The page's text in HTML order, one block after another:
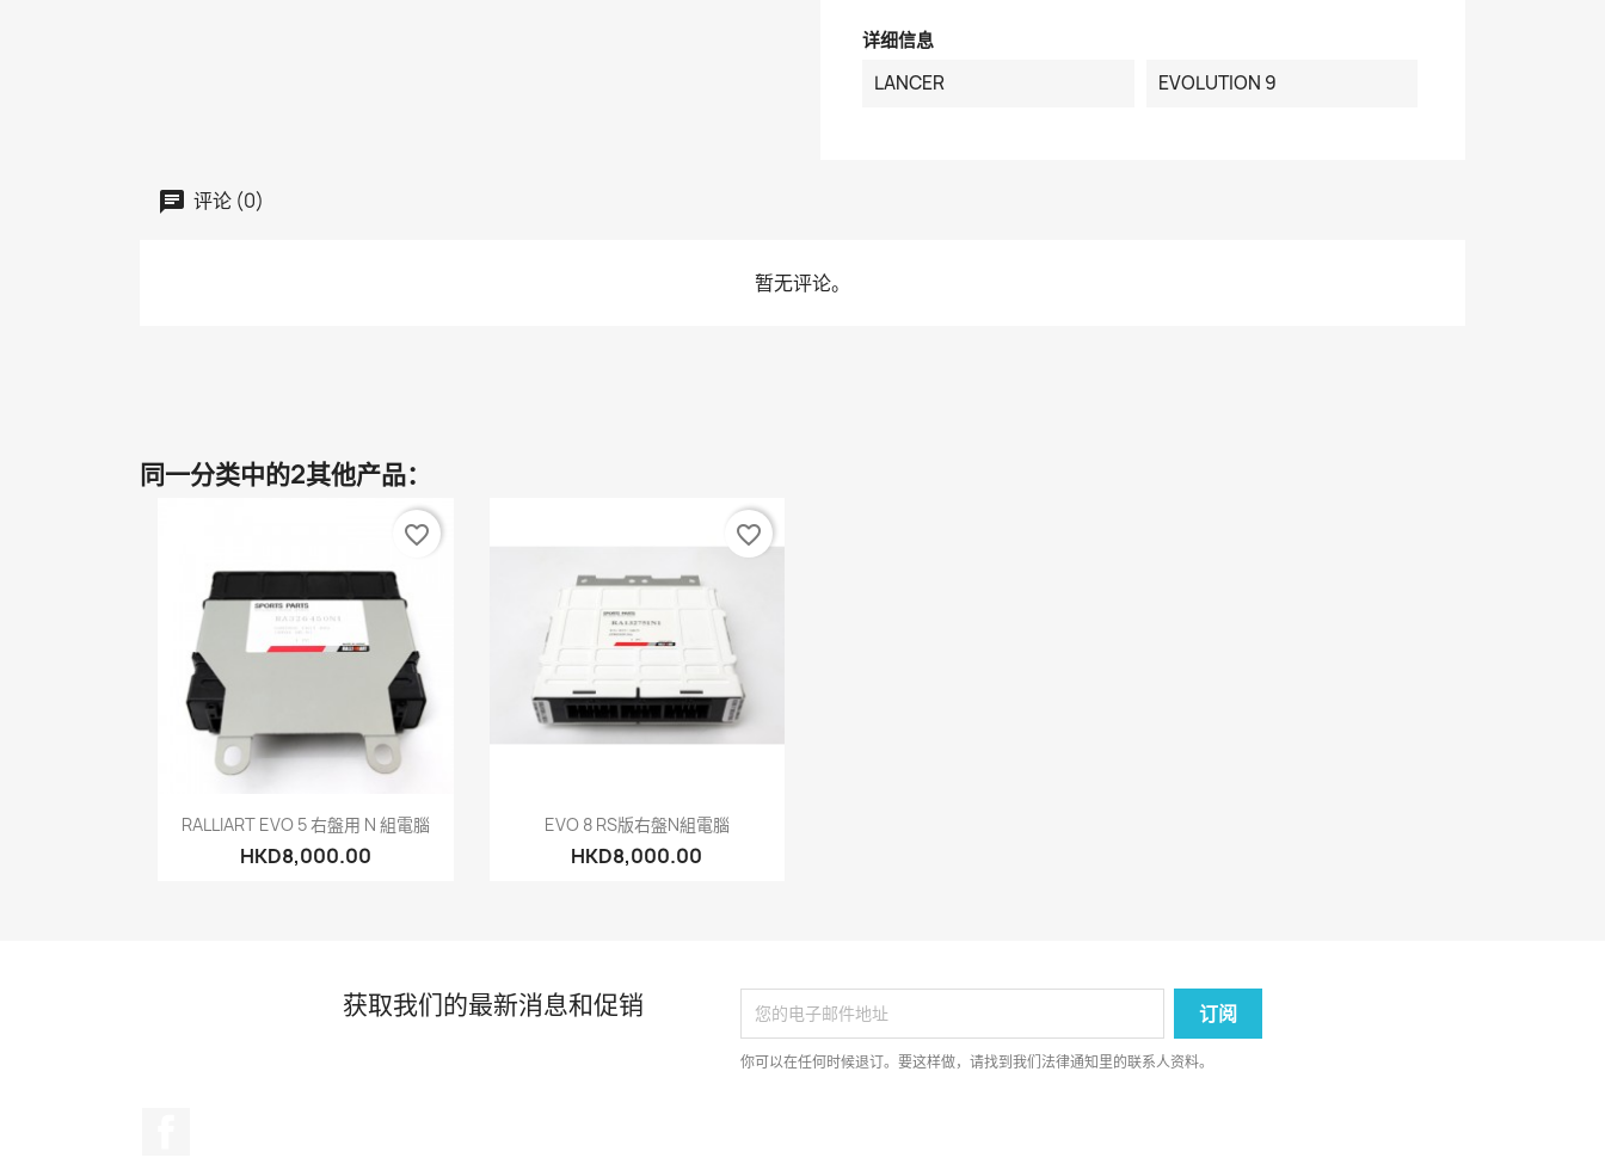
详细信息
LANCER
EVOLUTION 9
评论 (0)
暂无评论。
同一分类中的2其他产品：
快速查看
RALLIART EVO 5 右盤用 N 組電腦
HKD8,000.00
favorite_border
快速查看
EVO 8 RS版右盤N組電腦
HKD8,000.00
favorite_border
获取我们的最新消息和促销
你可以在任何时候退订。要这样做，请找到我们法律通知里的联系人资料。